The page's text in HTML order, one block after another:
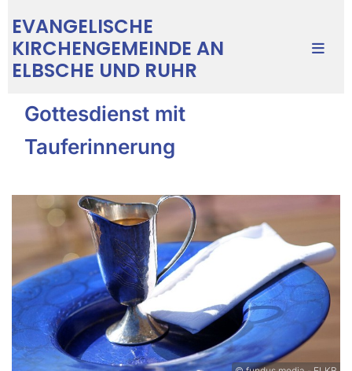
EVANGELISCHE
KIRCHENGEMEINDE AN
ELBSCHE UND RUHR
Gottesdienst mit
Tauferinnerung